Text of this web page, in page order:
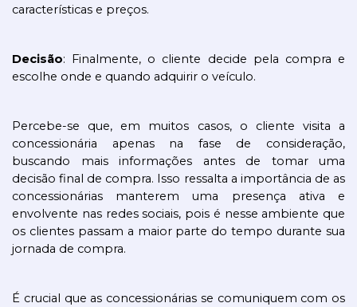
características e preços.
Decisão: Finalmente, o cliente decide pela compra e
escolhe onde e quando adquirir o veículo.
Percebe-se que, em muitos casos, o cliente visita a
concessionária apenas na fase de consideração,
buscando mais informações antes de tomar uma
decisão final de compra. Isso ressalta a importância de as
concessionárias manterem uma presença ativa e
envolvente nas redes sociais, pois é nesse ambiente que
os clientes passam a maior parte do tempo durante sua
jornada de compra.
É crucial que as concessionárias se comuniquem com os